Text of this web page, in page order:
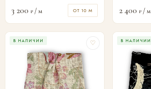
3 200 ₽ / м ОТ 10 М 2 400 ₽ / м
В НАЛИЧИИ ♡ В НАЛИЧИИ